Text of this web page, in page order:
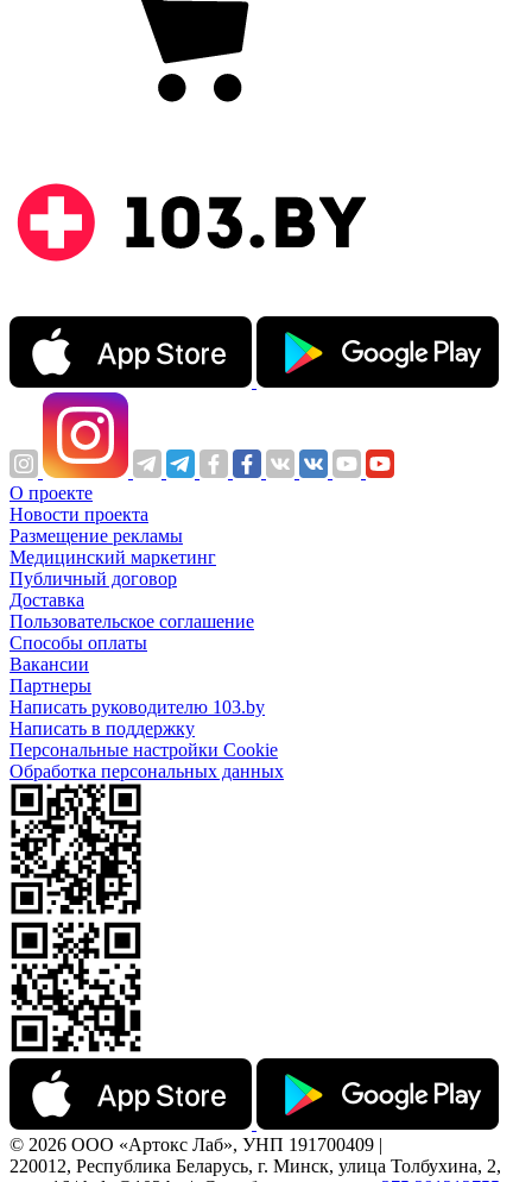
О проекте
Новости проекта
Размещение рекламы
Медицинский маркетинг
Публичный договор
Доставка
Пользовательское соглашение
Способы оплаты
Вакансии
Партнеры
Написать руководителю 103.by
Написать в поддержку
Персональные настройки Cookie
Обработка персональных данных
© 2026 ООО «Артокс Лаб», УНП 191700409 |
220012, Республика Беларусь, г. Минск, улица Толбухина, 2,